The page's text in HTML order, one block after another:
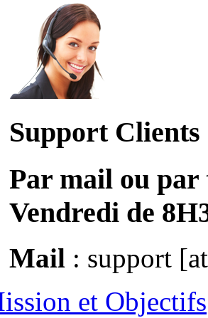
Support Clients
Par mail ou par
Vendredi de
Mail : support
et Objectifs